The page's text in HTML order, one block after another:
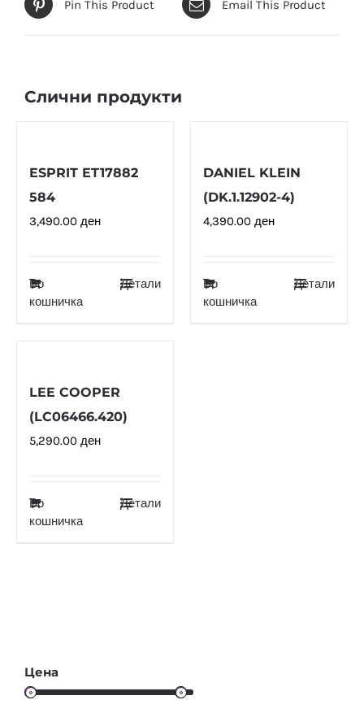
Pin This Product Email This Product
Слични продукти
ESPRIT ET17882
584
3,490.00 ден
Во
кошничка
Детали
DANIEL KLEIN
(DK.1.12902-4)
4,390.00 ден
Во
кошничка
Детали
LEE COOPER
(LC06466.420)
5,290.00 ден
Во
кошничка
Детали
Цена